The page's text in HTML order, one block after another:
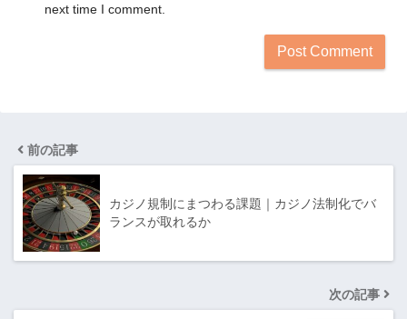
next time I comment.
前の記事
カジノ規制にまつわる課題｜カジノ法制化でバ
ランスが取れるか
次の記事